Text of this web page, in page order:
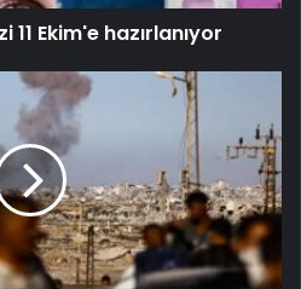
Ekim'e hazırlanıyor